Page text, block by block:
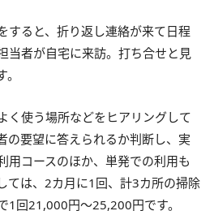
すると、折り返し連絡が来て日程
当者が自宅に来訪。打ち合せと見
く使う場所などをヒアリングして
の要望に答えられるか判断し、実
用コースのほか、単発での利用も
ては、2カ月に1回、計3カ所の掃除
1回21,000円～25,200円です。